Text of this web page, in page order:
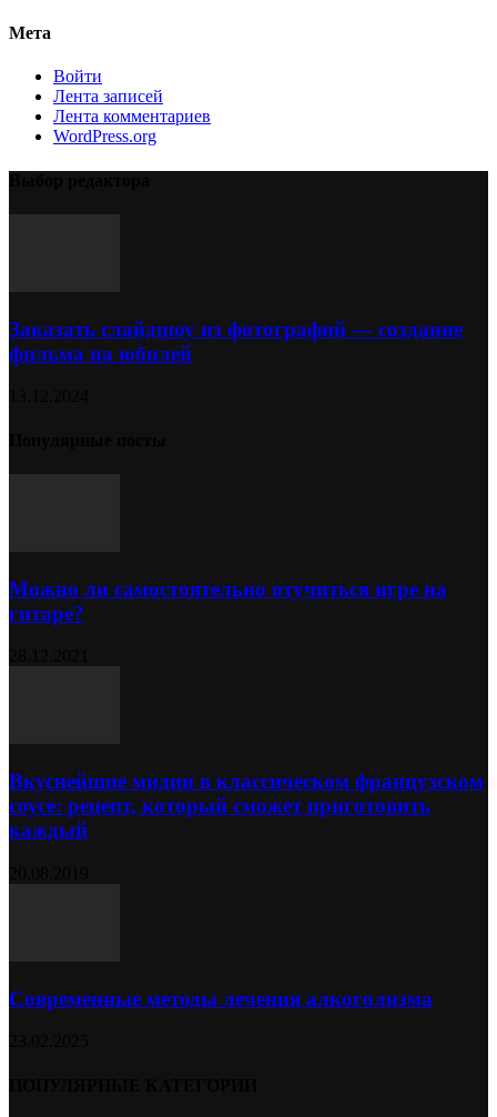
Мета
Войти
Лента записей
Лента комментариев
WordPress.org
Заказать слайдшоу из фотографий — создание
фильма на юбилей
Можно ли самостоятельно отучиться игре на
гитаре?
Вкуснейшие мидии в классическом французском
соусе: рецепт, который сможет приготовить
каждый
Современные методы лечения алкоголизма